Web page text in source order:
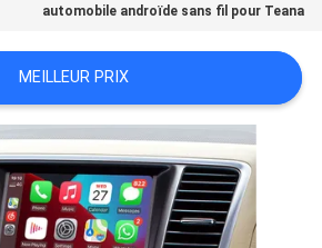
automobile androïde sans fil pour Teana
MEILLEUR PRIX